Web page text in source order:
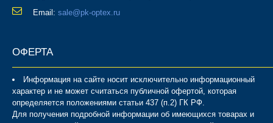
Email: sale@pk-optex.ru
ОФЕРТА
Информация на сайте носит исключительно информационный
характер и не может считаться публичной офертой, которая
определяется положениями статьи 437 (п.2) ГК РФ.
Для получения подробной информации об имеющихся товарах и